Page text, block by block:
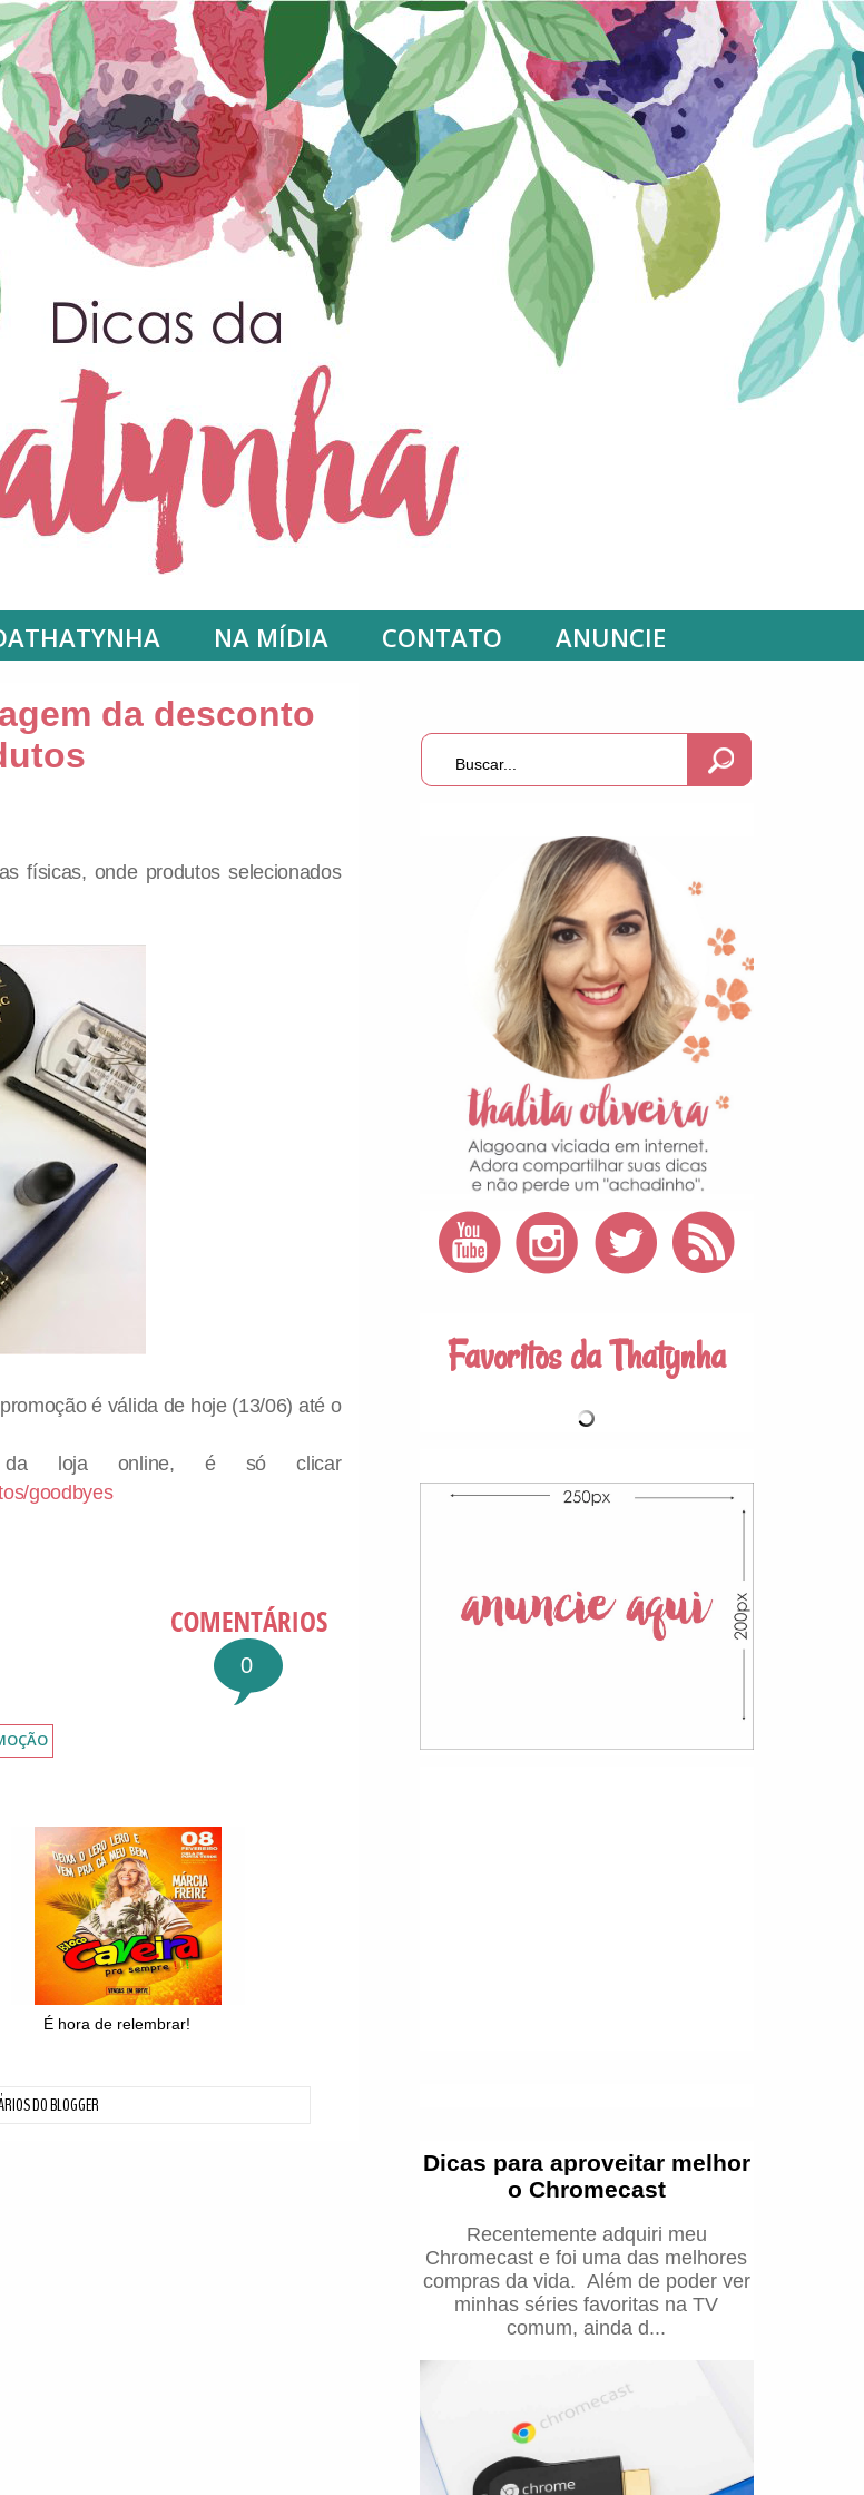
NA MÍDIA CONTATO ANUNCIE
da desconto
físicas, onde produtos selecionados
é válida de hoje (13/06) até o
da loja online, é só clicar
goodbyes
0
É hora de relembrar!
DO BLOGGER
Favoritos da Thatynha
Dicas para aproveitar melhor
o Chromecast
Recentemente adquiri meu
Chromecast e foi uma das melhores
compras da vida. Além de poder ver
minhas séries favoritas na TV
comum, ainda d...